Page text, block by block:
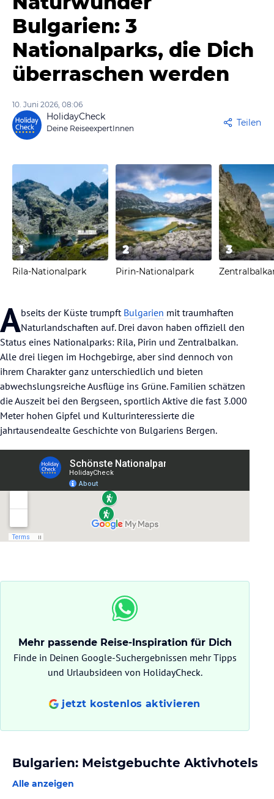
Bulgarien: 3
Nationalparks, die Dich
überraschen werden
10. Juni 2026, 08:06
HolidayCheck
Deine ReiseexpertInnen
Teilen
1
Rila-Nationalpark
2
Pirin-Nationalpark
3
Abseits der Küste trumpft Bulgarien mit traumhaften
Naturlandschaften auf. Drei davon haben offiziell den
Status eines Nationalparks: Rila, Pirin und Zentralbalkan.
Alle drei liegen im Hochgebirge, aber sind dennoch von
ihrem Charakter ganz unterschiedlich und bieten
abwechslungsreiche Ausflüge ins Grüne. Familien schätzen
die Auszeit bei den Bergseen, sportlich Aktive die fast 3.000
Meter hohen Gipfel und Kulturinteressierte die
jahrtausendealte Geschichte von Bulgariens Bergen.
Mehr passende Reise-Inspiration für Dich
Finde in Deinen Google-Suchergebnissen mehr Tipps
und Urlaubsideen von HolidayCheck.
jetzt kostenlos aktivieren
Bulgarien: Meistgebuchte Aktivhotels
Alle anzeigen